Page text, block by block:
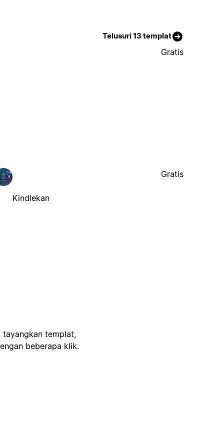
Telusuri 13 templat
Gratis
Kindlekan
Gratis
templat,
beberapa klik.